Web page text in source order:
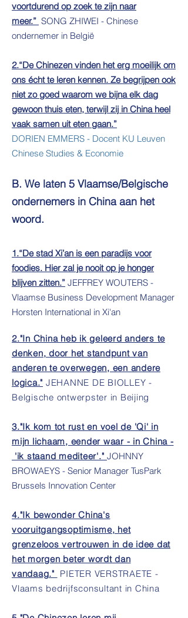
voortdurend op zoek te zijn naar
meer.” SONG ZHIWEI - Chinese
ondernemer in België
2.“De Chinezen vinden het erg moeilijk om
ons écht te leren kennen. Ze begrijpen ook
niet zo goed waarom we bijna elk dag
gewoon thuis eten, terwijl zij in China heel
vaak samen uit eten gaan.”
DORIEN EMMERS - Docent KU Leuven
Chinese Studies & Economie
B. We laten 5 Vlaamse/Belgische
ondernemers in China aan het
woord.
1.“De stad Xi’an is een paradijs voor
foodies. Hier zal je nooit op je honger
blijven zitten.” JEFFREY WOUTERS -
Vlaamse Business Development Manager
Horsten International in Xi'an
2."In China heb ik geleerd anders te
denken, door het standpunt van
anderen te overwegen, een andere
logica." JEHANNE DE BIOLLEY -
Belgische ontwerpster in Beijing
3."Ik kom tot rust en voel de 'Qi' in
mijn lichaam, eender waar - in China -
'ik staand mediteer'." JOHNNY
BROWAEYS - Senior Manager TusPark
Brussels Innovation Center
4."Ik bewonder China's
vooruitgangsoptimisme, het
grenzeloos vertrouwen in de idee dat
het morgen beter wordt dan
vandaag." PIETER VERSTRAETE -
Vlaams bedrijfsconsultant in China